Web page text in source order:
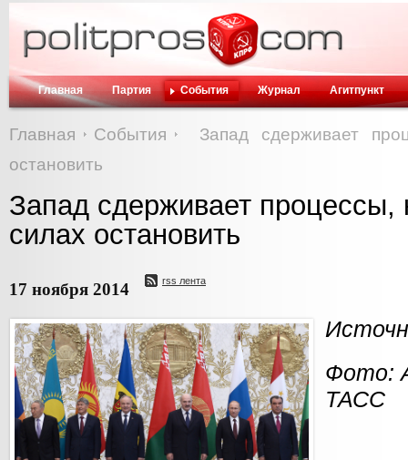
Главная Партия События Журнал Агитпункт
Главная События
Запад сдерживает
остановить
Запад сдерживает процессы,
силах остановить
17 ноября 2014 rss лента
Фото:
ТАСС